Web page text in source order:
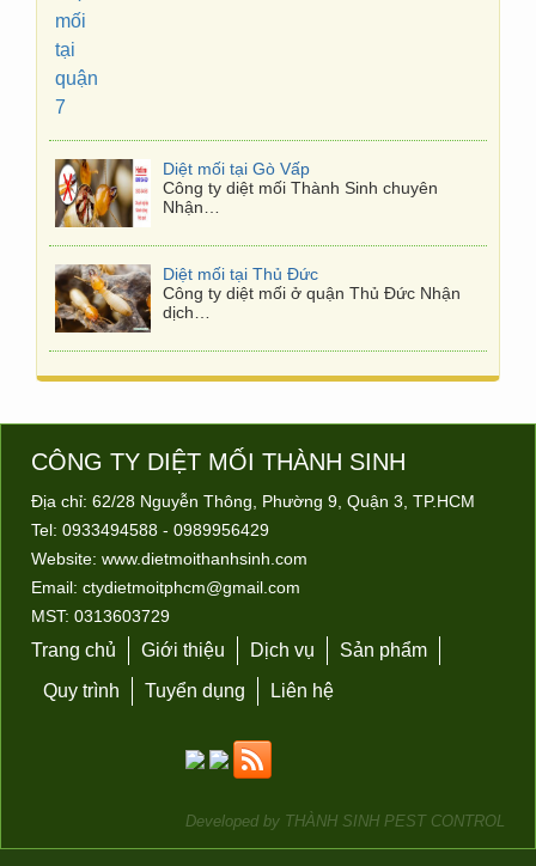
Diệt mối tại Gò Vấp
Công ty diệt mối Thành Sinh chuyên
Nhận…
Diệt mối tại Thủ Đức
Công ty diệt mối ở quận Thủ Đức Nhận
dịch…
Mười loài côn trùng nguy hiểm nhất Việt Nam
4 loại cây dễ trồng khiến muỗi “kinh sợ”…
CÔNG TY DIỆT MỐI THÀNH SINH
Địa chỉ: 62/28 Nguyễn Thông, Phường 9, Quận 3, TP.HCM
Tel: 0933494588 - 0989956429
Website: www.dietmoithanhsinh.com
Email: ctydietmoitphcm@gmail.com
MST: 0313603729
Trang chủ Giới thiệu Dịch vụ
Sản phẩm
Quy trình
Tuyển dụng Liên hệ
Developed by THÀNH SINH PEST CONTROL